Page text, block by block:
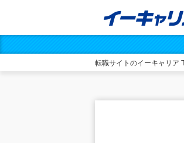
転職サイトのイーキャリア